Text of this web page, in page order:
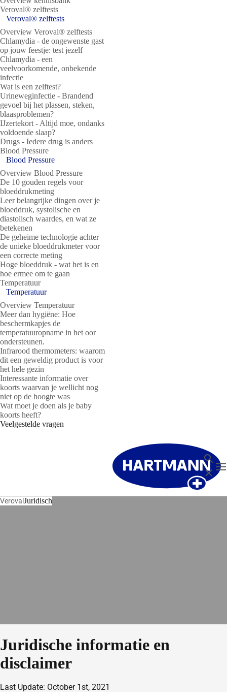
Veroval® zelftests
Veroval® zelftests
Overview Veroval® zelftests
Chlamydia - de ongewenste gast
op jouw feestje: test jezelf
Chlamydia - een
veelvoorkomende, onbekende
infectie
Wat is een zelftest?
Urineweginfectie - Brandend
gevoel bij het plassen, steken,
blaasproblemen?
IJzertekort - Altijd moe, ondanks
voldoende slaap?
Drugs - Iedere drug is anders
Blood Pressure
Blood Pressure
Overview Blood Pressure
De 10 gouden regels voor
bloeddrukmeting
Leer belangrijke dingen over je
bloeddruk, systolische en
diastolisch waardes, en wat ze
betekenen
De geheime technologie achter
de unieke bloeddrukmeter voor
een correcte meting
Hoge bloeddruk - wat het is en
hoe ermee om te gaan
Temperatuur
Temperatuur
Overview Temperatuur
Meer dan hygiëne: Hoe
beschermkapjes de
temperatuuropname in het oor
ondersteunen.
Infrarood thermometers: waarom
dit een geweldig product is voor
het hele gezin
Interessante informatie over
koorts waarvan je wellicht nog
niet op de hoogte was
Wat moet je doen als je baby
koorts heeft?
Veelgestelde vragen
Zoeken
Sluit
Veroval Juridisch
Juridische informatie en
disclaimer
Last Update: October 1st, 2021